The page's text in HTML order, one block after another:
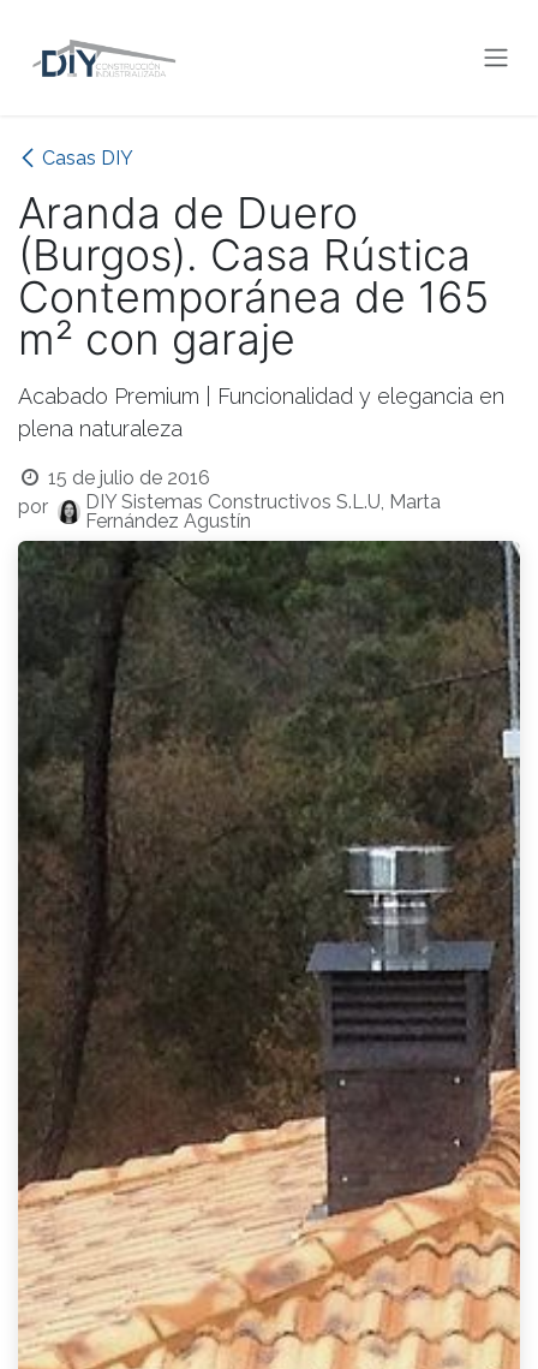
Casas DIY
Aranda de Duero
(Burgos). Casa Rústica
Contemporánea de 165
m² con garaje
Acabado Premium | Funcionalidad y elegancia en
plena naturaleza
15 de julio de 2016
por
DIY Sistemas Constructivos S.L.U, Marta
Fernández Agustín